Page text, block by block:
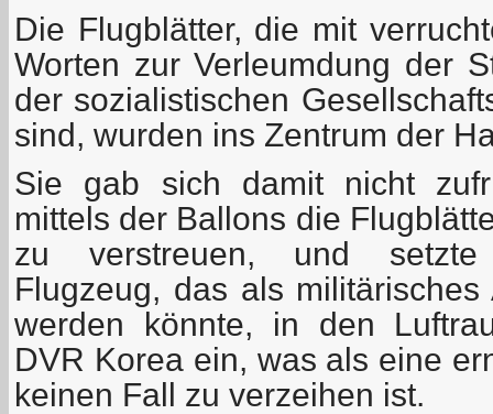
Die Flugblätter, die mit
Worten zur Verleumdung der
der sozialistischen
sind, wurden ins Zentrum der
Sie gab sich damit nicht
mittels der Ballons die
zu verstreuen, und setzte
Flugzeug, das als militärisches
werden könnte, in den
DVR Korea ein, was als eine
keinen Fall zu verzeihen ist.